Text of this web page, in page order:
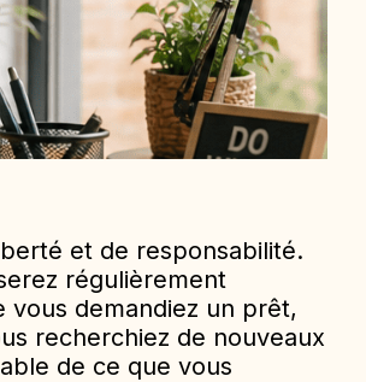
et de responsabilité.
régulièrement
demandiez un prêt,
recherchiez de nouveaux
de ce que vous